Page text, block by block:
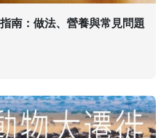
南：做法、營養與常見問題